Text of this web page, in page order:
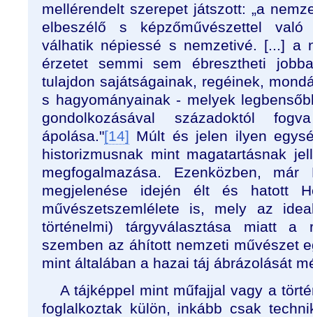
mellérendelt szerepet játszott: „a
elbeszélő s képzőművészettel
válhatik népiessé s nemzetivé. [...] a
érzetet semmi sem ébresztheti
tulajdon sajátságainak, regéinek,
s hagyományainak - melyek
gondolkozásával századoktól
ápolása."[14] Múlt és jelen ilyen
historizmusnak mint magatartásnak
megfogalmazása. Ezenközben, már
megjelenése idején élt és hatott
művészetszemlélete is, mely az
történelmi) tárgyválasztása miatt a
szemben az áhított nemzeti művészet
mint általában a hazai táj ábrázolását
A tájképpel mint műfajjal vagy a
foglalkoztak külön, inkább csak